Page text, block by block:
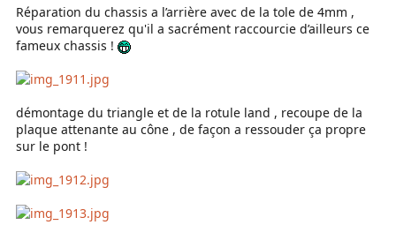
Réparation du chassis a l’arrière avec de la tole de 4mm ,
vous remarquerez qu'il a sacrément raccourcie d’ailleurs ce
fameux chassis !
démontage du triangle et de la rotule land , recoupe de la
plaque attenante au cône , de façon a ressouder ça propre
sur le pont !